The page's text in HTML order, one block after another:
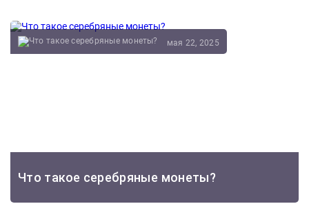
Что такое серебряные монеты?
мая 22, 2025